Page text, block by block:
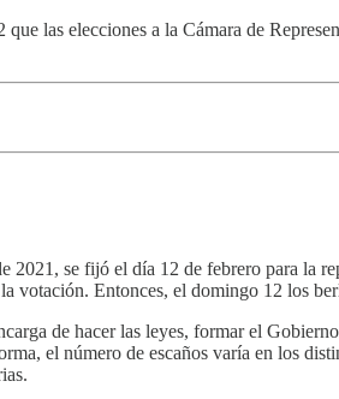
las elecciones a la Cámara de
se fijó el día 12 de febrero para la
votación. Entonces, el domingo 12 los
de hacer las leyes, formar el
el número de escaños varía en los